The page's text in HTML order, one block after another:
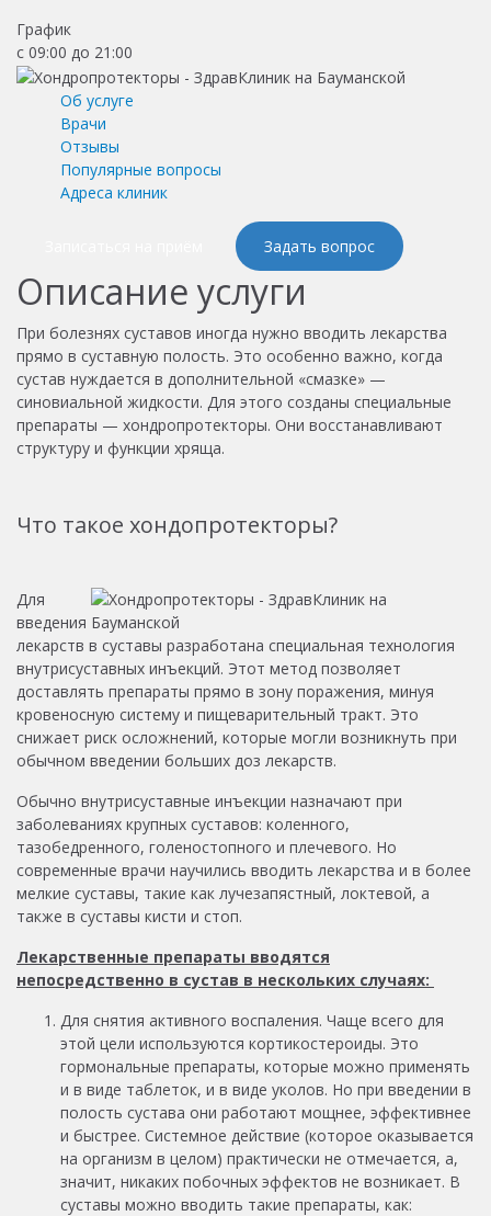
График
с 09:00 до 21:00
Об услуге
Врачи
Отзывы
Популярные вопросы
Адреса клиник
Задать вопрос
Описание услуги
При болезнях суставов иногда нужно вводить лекарства
прямо в суставную полость. Это особенно важно, когда
сустав нуждается в дополнительной «смазке» —
синовиальной жидкости. Для этого созданы специальные
препараты — хондропротекторы. Они восстанавливают
структуру и функции хряща.
Что такое хондопротекторы?
Для
введения
лекарств в суставы разработана специальная технология
внутрисуставных инъекций. Этот метод позволяет
доставлять препараты прямо в зону поражения, минуя
кровеносную систему и пищеварительный тракт. Это
снижает риск осложнений, которые могли возникнуть при
обычном введении больших доз лекарств.
Обычно внутрисуставные инъекции назначают при
заболеваниях крупных суставов: коленного,
тазобедренного, голеностопного и плечевого. Но
современные врачи научились вводить лекарства и в более
мелкие суставы, такие как лучезапястный, локтевой, а
также в суставы кисти и стоп.
Лекарственные препараты вводятся
непосредственно в сустав в нескольких случаях:
Для снятия активного воспаления. Чаще всего для
этой цели используются кортикостероиды. Это
гормональные препараты, которые можно применять
и в виде таблеток, и в виде уколов. Но при введении в
полость сустава они работают мощнее, эффективнее
и быстрее. Системное действие (которое оказывается
на организм в целом) практически не отмечается, а,
значит, никаких побочных эффектов не возникает. В
суставы можно вводить такие препараты, как: